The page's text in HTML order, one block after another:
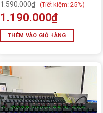
1.590.000₫ (Tiết kiệm: 25%)
1.190.000₫
THÊM VÀO GIỎ HÀNG